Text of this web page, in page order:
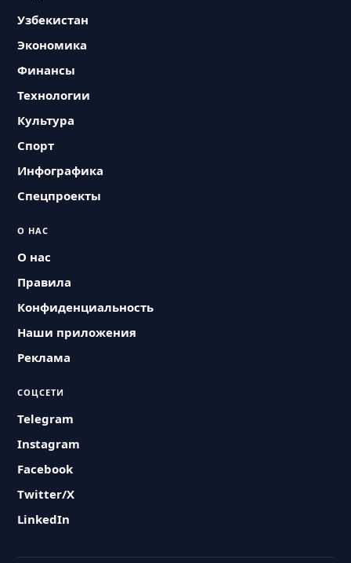
Узбекистан
Экономика
Финансы
Технологии
Культура
Спорт
Инфографика
Спецпроекты
О НАС
О нас
Правила
Конфиденциальность
Наши приложения
Реклама
СОЦСЕТИ
Telegram
Instagram
Facebook
Twitter/X
LinkedIn